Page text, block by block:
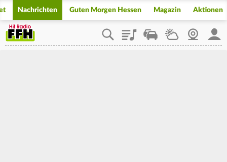
Nachrichten Guten Morgen Hessen Magazin Aktionen
PlaylistStaupilotWetterWebcam